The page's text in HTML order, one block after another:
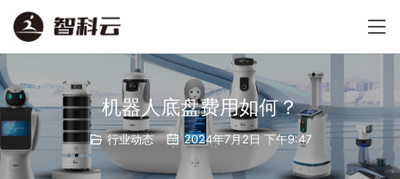
机器人底盘费用如何？
行业动态 2024年7月2日 下午9:47